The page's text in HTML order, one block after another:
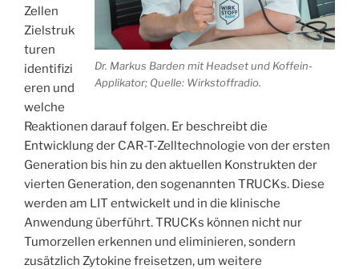
Dr. Markus Barden mit Headset und Koffein-
Applikator; Quelle: Wirkstoffradio.
Zellen
Zielstruk
turen
identifizi
eren und
welche
Reaktionen darauf folgen. Er beschreibt die
Entwicklung der CAR-T-Zelltechnologie von der ersten
Generation bis hin zu den aktuellen Konstrukten der
vierten Generation, den sogenannten TRUCKs. Diese
werden am LIT entwickelt und in die klinische
Anwendung überführt. TRUCKs können nicht nur
Tumorzellen erkennen und eliminieren, sondern
zusätzlich Zytokine freisetzen, um weitere